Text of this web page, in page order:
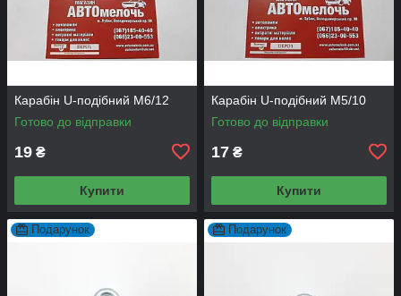
Карабін U-подібний M6/12
Готово до відправки
19 ₴
Купити
Карабін U-подібний M5/10
Готово до відправки
17 ₴
Купити
Подарунок Подарунок